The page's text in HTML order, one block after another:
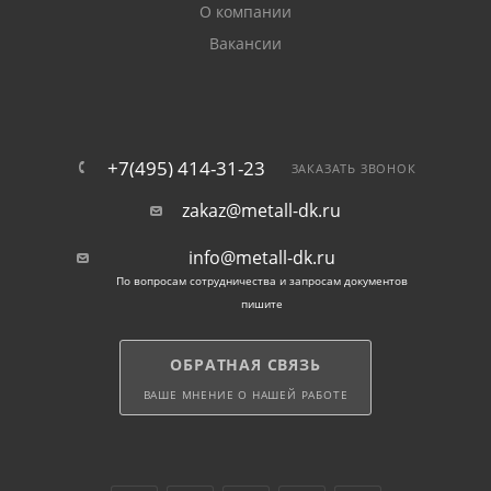
диаметром более 102 мм — с р/д до 3 МПа. Не
теплоэлектронагревателей.
Отпускается прокат хлыстами длиной 6, 10 и 12
метров. По желанию покупателей возможна резка
О компании
Вакансии
+7(495) 414-31-23 ЗАКАЗАТЬ ЗВОНОК
zakaz@metall-dk.ru
info@metall-dk.ru
По вопросам сотрудничества и запросам документов
пишите
ОБРАТНАЯ СВЯЗЬ
ВАШЕ МНЕНИЕ О НАШЕЙ РАБОТЕ